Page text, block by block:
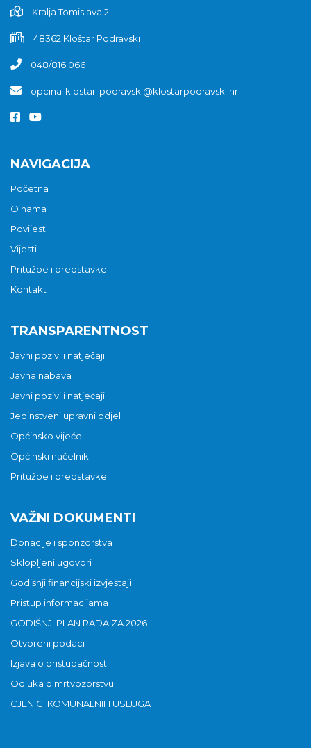
Kralja Tomislava 2
48362 Kloštar Podravski
048/816 066
opcina-klostar-podravski@klostarpodravski.hr
NAVIGACIJA
Početna
O nama
Povijest
Vijesti
Pritužbe i predstavke
Kontakt
TRANSPARENTNOST
Javni pozivi i natječaji
Javna nabava
Javni pozivi i natječaji
Jedinstveni upravni odjel
Općinsko vijeće
Općinski načelnik
Pritužbe i predstavke
VAŽNI DOKUMENTI
Donacije i sponzorstva
Sklopljeni ugovori
Godišnji financijski izvještaji
Pristup informacijama
GODIŠNJI PLAN RADA ZA 2026
Otvoreni podaci
Izjava o pristupačnosti
Odluka o mrtvozorstvu
CJENICI KOMUNALNIH USLUGA